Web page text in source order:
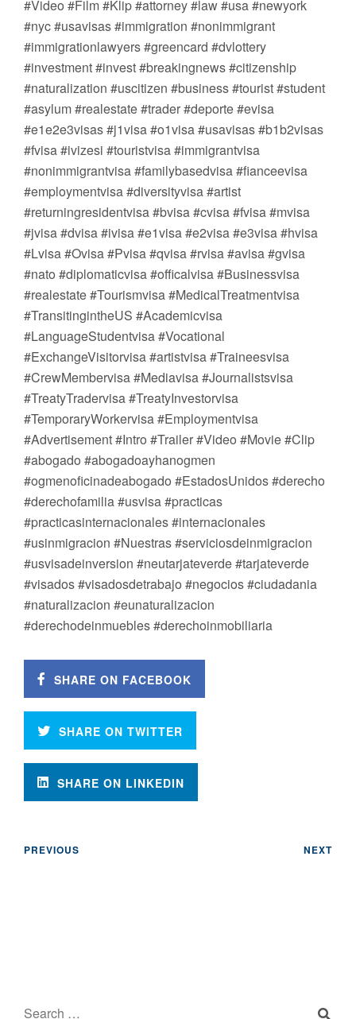
#Video #Film #Klip #attorney #law #usa #newyork
#nyc #usavisas #immigration #nonimmigrant
#immigrationlawyers #greencard #dvlottery
#investment #invest #breakingnews #citizenship
#naturalization #uscitizen #business #tourist #student
#asylum #realestate #trader #deporte #evisa
#e1e2e3visas #j1visa #o1visa #usavisas #b1b2visas
#fvisa #ivizesi #touristvisa #immigrantvisa
#nonimmigrantvisa #familybasedvisa #fianceevisa
#employmentvisa #diversityvisa #artist
#returningresidentvisa #bvisa #cvisa #fvisa #mvisa
#jvisa #dvisa #ivisa #e1visa #e2visa #e3visa #hvisa
#Lvisa #Ovisa #Pvisa #qvisa #rvisa #avisa #gvisa
#nato #diplomaticvisa #officalvisa #Businessvisa
#realestate #Tourismvisa #MedicalTreatmentvisa
#TransitingintheUS #Academicvisa
#LanguageStudentvisa #Vocational
#ExchangeVisitorvisa #artistvisa #Traineesvisa
#CrewMembervisa #Mediavisa #Journalistsvisa
#TreatyTradervisa #TreatyInvestorvisa
#TemporaryWorkervisa #Employmentvisa
#Advertisement #Intro #Trailer #Video #Movie #Clip
#abogado #abogadoayhanogmen
#ogmenoficinadeabogado #EstadosUnidos #derecho
#derechofamilia #usvisa #practicas
#practicasinternacionales #internacionales
#usinmigracion #Nuestras #serviciosdeinmigracion
#usvisadeinversion #neutarjateverde #tarjateverde
#visados #visadosdetrabajo #negocios #ciudadania
#naturalizacion #eunaturalizacion
#derechodeinmuebles #derechoinmobiliaria
SHARE ON FACEBOOK
SHARE ON TWITTER
SHARE ON LINKEDIN
PREVIOUS NEXT